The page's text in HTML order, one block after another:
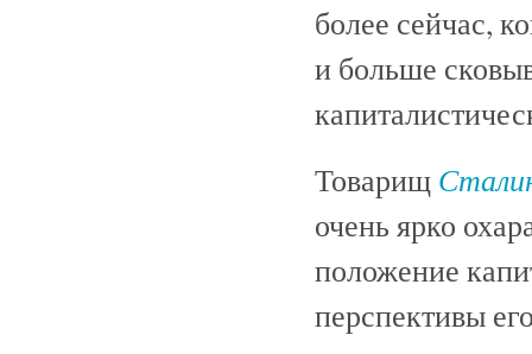
более сейчас,
и больше
Товарищ
очень ярко
положение
перспективы